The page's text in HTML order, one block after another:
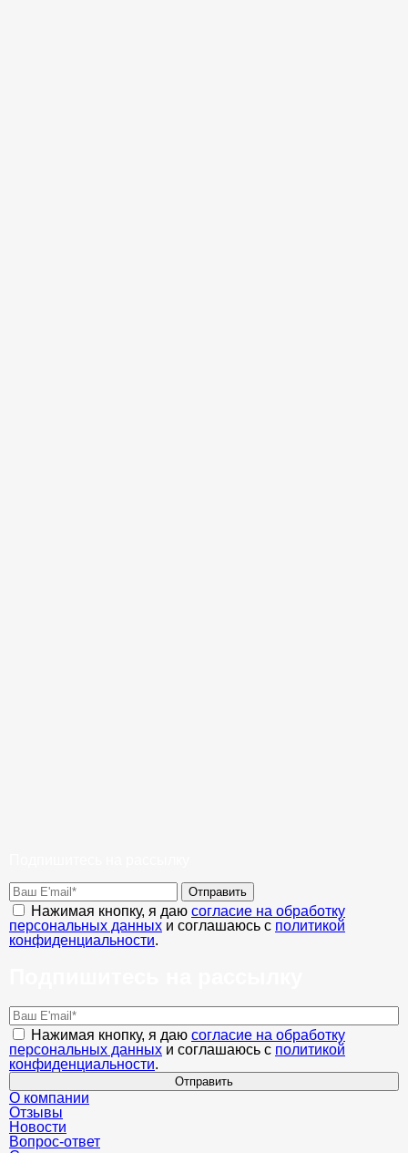
Отправить
Нажимая кнопку, я даю согласие на обработку
персональных данных и соглашаюсь с политикой
конфиденциальности.
Нажимая кнопку, я даю согласие на обработку
персональных данных и соглашаюсь с политикой
конфиденциальности.
Отправить
О компании
Отзывы
Новости
Вопрос-ответ